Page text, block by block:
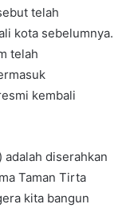
telah
kota sebelumnya.
telah
kembali
adalah diserahkan
Taman Tirta
kita bangun